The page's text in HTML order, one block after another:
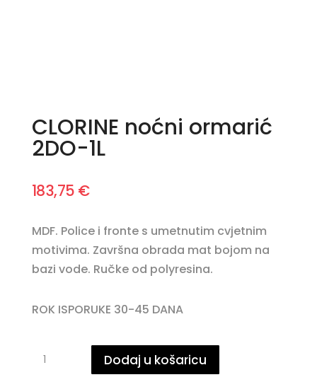
CLORINE noćni ormarić
2DO-1L
183,75 €
MDF. Police i fronte s umetnutim cvjetnim
motivima. Završna obrada mat bojom na
bazi vode. Ručke od polyresina.
ROK ISPORUKE 30-45 DANA
noćni
Dodaj u košaricu